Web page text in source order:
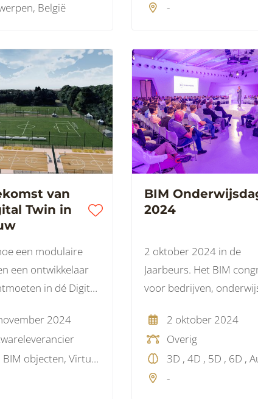
België
-
van
Twin in
een modulaire
een ontwikkelaar
in dé Digital
27 november 2024
Innobrix de
innovaties in digitale
ontwikkeling en
2024
3D , BIM objecten, Virtual Reality, Visualisatie
BIM
2024
2 oktober 2024 in de
Jaarbeurs. Het BIM
voor bedrijven,
2 oktober 2024
Overig
-